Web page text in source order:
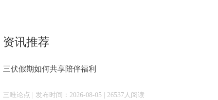
资讯推荐
三伏假期如何共享陪伴福利
三唯论点 | 发布时间：2026-08-05 | 26537人阅读